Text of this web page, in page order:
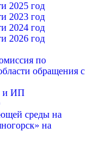
2025 год
2023 год
2024 год
2026 год
по
обращения с
и ИП
среды на
на